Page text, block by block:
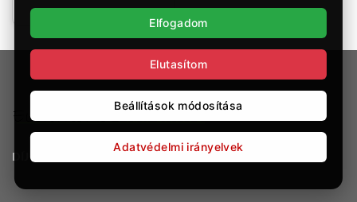
DÍJMENTES SZÁLLÍTÁS 150.000 FT FELETT.
Elfogadom
Elutasítom
Beállítások módosítása
Adatvédelmi irányelvek